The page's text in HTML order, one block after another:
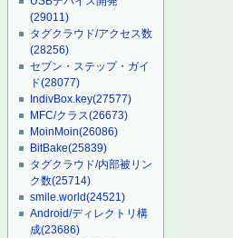
(29011)
タグクラウド/アクセス数
(28256)
セブン・ステップ・ガイ
ド(28077)
IndivBox.key(27577)
MFC/クラス(26673)
MoinMoin(26086)
BitBake(25839)
タグクラウド/内部被リン
ク数(25714)
smile.world(24521)
Android/ディレクトリ構
成(23686)